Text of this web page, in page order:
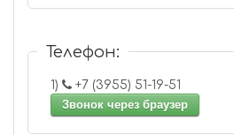
Телефон:
1)
+7 (3955) 51-19-51
Звонок через браузер